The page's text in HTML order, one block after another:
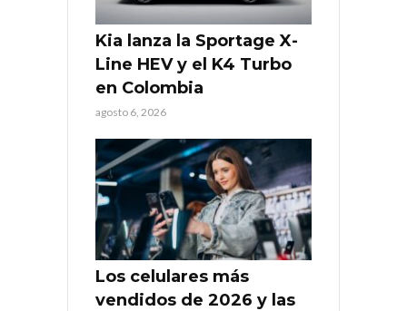
Kia lanza la Sportage X-
Line HEV y el K4 Turbo
en Colombia
agosto 6, 2026
Los celulares más
vendidos de 2026 y las